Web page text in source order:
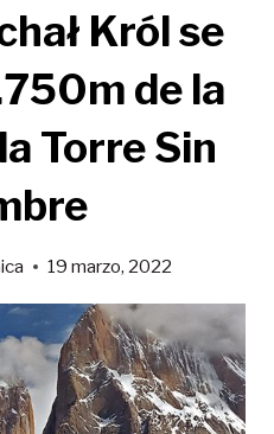
Król se
de la
Torre Sin
19 marzo, 2022